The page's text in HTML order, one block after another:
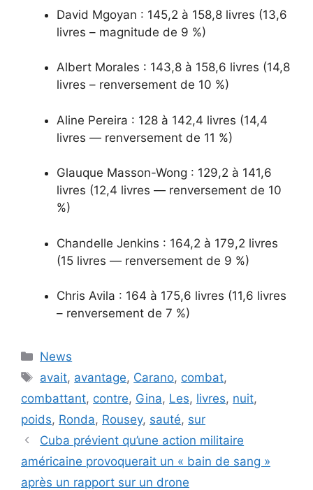
David Mgoyan : 145,2 à 158,8 livres (13,6
livres – magnitude de 9 %)
Albert Morales : 143,8 à 158,6 livres (14,8
livres – renversement de 10 %)
Aline Pereira : 128 à 142,4 livres (14,4
livres — renversement de 11 %)
Glauque Masson-Wong : 129,2 à 141,6
livres (12,4 livres — renversement de 10
%)
Chandelle Jenkins : 164,2 à 179,2 livres
(15 livres — renversement de 9 %)
Chris Avila : 164 à 175,6 livres (11,6 livres
– renversement de 7 %)
Categories
News
Tags
avait, avantage, Carano, combat,
combattant, contre, Gina, Les, livres, nuit,
poids, Ronda, Rousey, sauté, sur
Cuba prévient qu’une action militaire
américaine provoquerait un « bain de sang »
après un rapport sur un drone